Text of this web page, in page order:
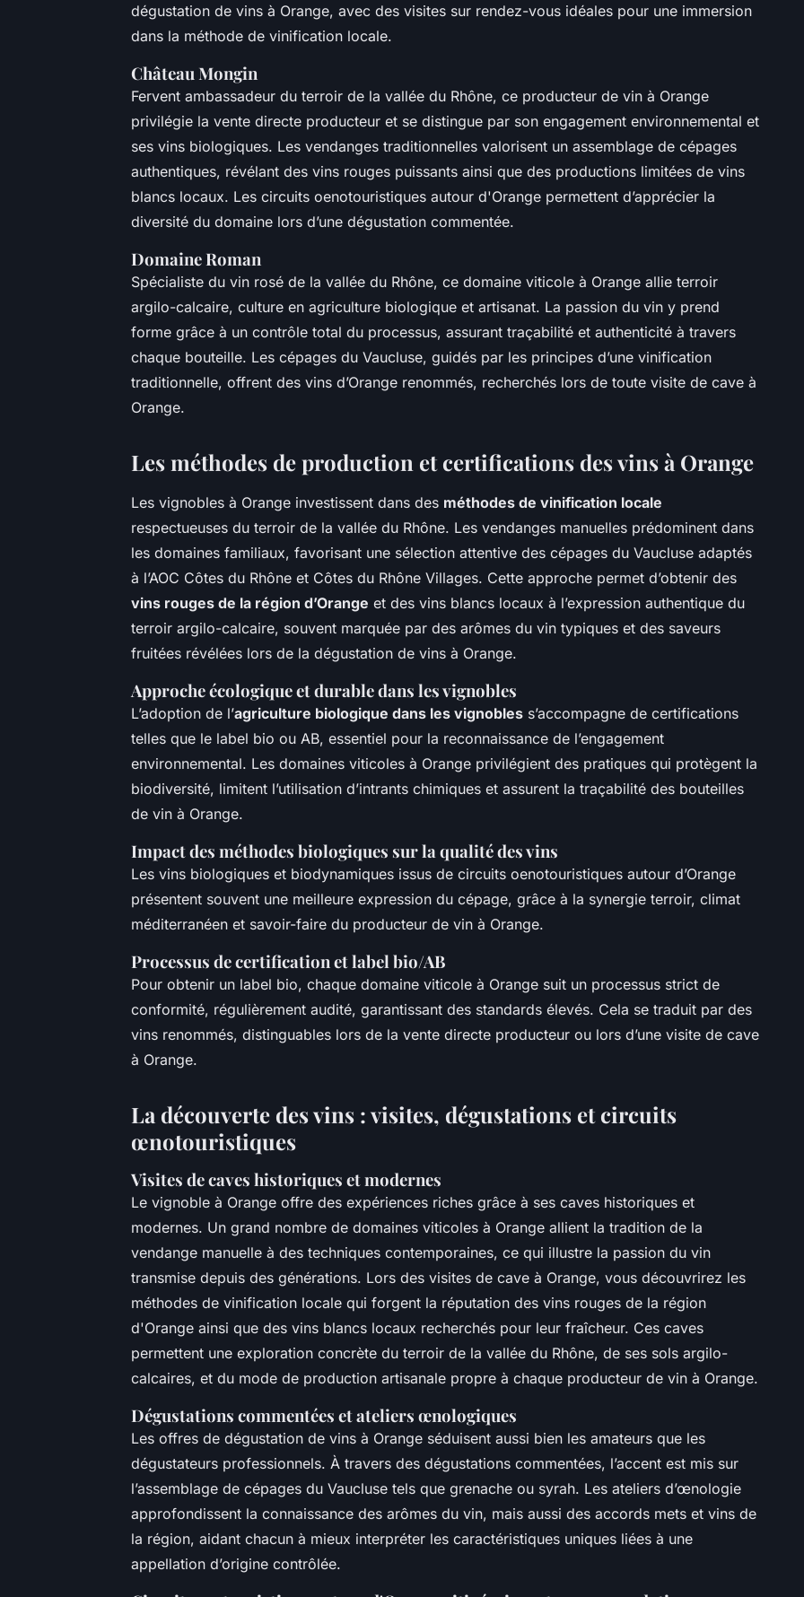
dégustation de vins à Orange, avec des visites sur rendez-vous idéales pour une immersion
dans la méthode de vinification locale.
Château Mongin
Fervent ambassadeur du terroir de la vallée du Rhône, ce producteur de vin à Orange
privilégie la vente directe producteur et se distingue par son engagement environnemental et
ses vins biologiques. Les vendanges traditionnelles valorisent un assemblage de cépages
authentiques, révélant des vins rouges puissants ainsi que des productions limitées de vins
blancs locaux. Les circuits oenotouristiques autour d'Orange permettent d’apprécier la
diversité du domaine lors d’une dégustation commentée.
Domaine Roman
Spécialiste du vin rosé de la vallée du Rhône, ce domaine viticole à Orange allie terroir
argilo-calcaire, culture en agriculture biologique et artisanat. La passion du vin y prend
forme grâce à un contrôle total du processus, assurant traçabilité et authenticité à travers
chaque bouteille. Les cépages du Vaucluse, guidés par les principes d’une vinification
traditionnelle, offrent des vins d’Orange renommés, recherchés lors de toute visite de cave à
Orange.
Les méthodes de production et certifications des vins à Orange
Les vignobles à Orange investissent dans des méthodes de vinification locale
respectueuses du terroir de la vallée du Rhône. Les vendanges manuelles prédominent dans
les domaines familiaux, favorisant une sélection attentive des cépages du Vaucluse adaptés
à l’AOC Côtes du Rhône et Côtes du Rhône Villages. Cette approche permet d’obtenir des
vins rouges de la région d’Orange et des vins blancs locaux à l’expression authentique du
terroir argilo-calcaire, souvent marquée par des arômes du vin typiques et des saveurs
fruitées révélées lors de la dégustation de vins à Orange.
Approche écologique et durable dans les vignobles
L’adoption de l’agriculture biologique dans les vignobles s’accompagne de certifications
telles que le label bio ou AB, essentiel pour la reconnaissance de l’engagement
environnemental. Les domaines viticoles à Orange privilégient des pratiques qui protègent la
biodiversité, limitent l’utilisation d’intrants chimiques et assurent la traçabilité des bouteilles
de vin à Orange.
Impact des méthodes biologiques sur la qualité des vins
Les vins biologiques et biodynamiques issus de circuits oenotouristiques autour d’Orange
présentent souvent une meilleure expression du cépage, grâce à la synergie terroir, climat
méditerranéen et savoir-faire du producteur de vin à Orange.
Processus de certification et label bio/AB
Pour obtenir un label bio, chaque domaine viticole à Orange suit un processus strict de
conformité, régulièrement audité, garantissant des standards élevés. Cela se traduit par des
vins renommés, distinguables lors de la vente directe producteur ou lors d’une visite de cave
à Orange.
La découverte des vins : visites, dégustations et circuits
œnotouristiques
Visites de caves historiques et modernes
Le vignoble à Orange offre des expériences riches grâce à ses caves historiques et
modernes. Un grand nombre de domaines viticoles à Orange allient la tradition de la
vendange manuelle à des techniques contemporaines, ce qui illustre la passion du vin
transmise depuis des générations. Lors des visites de cave à Orange, vous découvrirez les
méthodes de vinification locale qui forgent la réputation des vins rouges de la région
d'Orange ainsi que des vins blancs locaux recherchés pour leur fraîcheur. Ces caves
permettent une exploration concrète du terroir de la vallée du Rhône, de ses sols argilo-
calcaires, et du mode de production artisanale propre à chaque producteur de vin à Orange.
Dégustations commentées et ateliers œnologiques
Les offres de dégustation de vins à Orange séduisent aussi bien les amateurs que les
dégustateurs professionnels. À travers des dégustations commentées, l’accent est mis sur
l’assemblage de cépages du Vaucluse tels que grenache ou syrah. Les ateliers d’œnologie
approfondissent la connaissance des arômes du vin, mais aussi des accords mets et vins de
la région, aidant chacun à mieux interpréter les caractéristiques uniques liées à une
appellation d’origine contrôlée.